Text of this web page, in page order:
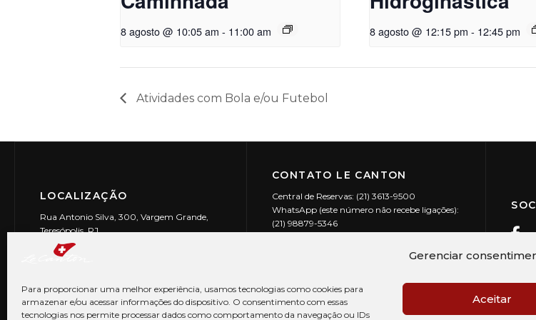
Gerenciar
Para proporcionar uma melhor experiência, usamos tecnologias como cookies para
armazenar e/ou acessar informações do dispositivo. O consentimento com essas
tecnologias nos permite processar dados como comportamento da navegação ou IDs
Aceitar
8 agosto @ 10:05 am - 11:00 am 8 agosto @ 12:15 pm - 12:45 pm
Atividades com Bola e/ou Futebol
LOCALIZAÇÃO
Rua Antonio Silva, 300, Vargem Grande,
Teresópolis, RJ
CEP: 25990-150
CONTATO LE CANTON
Central de Reservas: (21) 3613-9500
WhatsApp (este número não recebe ligações):
(21) 98879-5346